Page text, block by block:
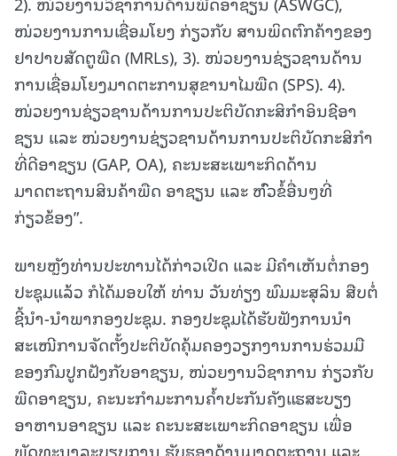
ໜ່ວຍງານການເຊື່ອມໂຍງ ກ່ຽວກັບ ສານພິດຕົກຄ້າງຂອງ
ຢາປາບສັດຕູພືດ (MRLs), 3). ໜ່ວຍງານຊ່ຽວຊານດ້ານ
ການເຊື່ອມໂຍງມາດຕະການສຸຂານາໄມພືດ (SPS). 4).
ໜ່ວຍງານຊ່ຽວຊານດ້ານການປະຕິບັດກະສິກຳອິນຊີອາ
ຊຽນ ແລະ ໜ່ວຍງານຊ່ຽວຊານດ້ານການປະຕິບັດກະສິກຳ
ທີ່ດີອາຊຽນ (GAP, OA), ຄະນະສະເພາະກິດດ້ານ
ມາດຕະຖານສິນຄ້າພືດ ອາຊຽນ ແລະ ຫົົວຂໍ້ອື່ນໆທີ່
ກ່ຽວຂ້ອງ”.
ພາຍຫຼັງທ່ານປະທານໄດ້ກ່າວເປີດ ແລະ ມີຄຳເຫັນຕໍ່ກອງ
ປະຊຸມແລ້ວ ກໍໄດ້ມອບໃຫ້ ທ່ານ ວັນທ່ຽງ ພົມມະສຸລິນ ສືບຕໍ່
ຊີ້ນຳ-ນຳພາກອງປະຊຸມ. ກອງປະຊຸມໄດ້ຮັບຟັງການນຳ
ສະເໜີການຈັດຕັ້ງປະຕິບັດຄຸ້ມຄອງວຽກງານການຮ່ວມມື
ຂອງກົມປູກຝັງກັບອາຊຽນ, ໜ່ວຍງານວິຊາການ ກ່ຽວກັບ
ພືດອາຊຽນ, ຄະນະກຳມະການຄ້ຳປະກັນຄັງແຮສະບຽງ
ອາຫານອາຊຽນ ແລະ ຄະນະສະເພາະກິດອາຊຽນ ເພື່ອ
ພັດທະນາລະບຽບການ ຮັບຮອງດ້ານມາດຕະຖານ ແລະ